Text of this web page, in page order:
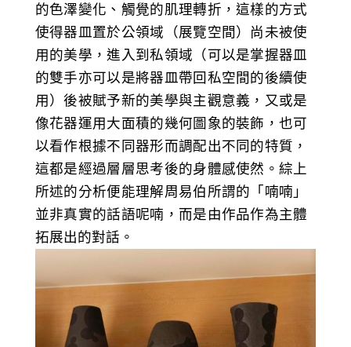
的色澤變化、觸覺的肌理轉折，這樣的方式
使得器皿置於公領域（展覽空間）尚未被使
用的美學，進入到私領域（可以是掌握器皿
的雙手亦可以是將器皿帶回私空間的後續使
用）後被賦予新的美學與主觀意義，又或是
像花器運用大面積的幾何圖象的裝飾，也可
以看作根據不同器形而調配出不同的特質，
這都是經過層層思考後的身體感使然。綜上
所述的分析便能理解周易伯所謂的「喃喃」
並非真實的話語呢喃，而是由作品作為主體
拓展出的對話。